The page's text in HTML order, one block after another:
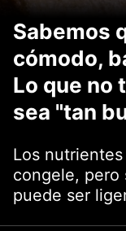
Sabemos
cómodo,
Lo que no
sea "tan
Los
congele, pero
puede ser